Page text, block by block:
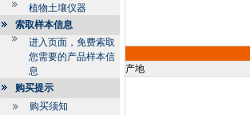
植物土壤仪器
索取样本信息
进入页面，免费索取
您需要的产品样本信
息
购买提示
购买须知
产地